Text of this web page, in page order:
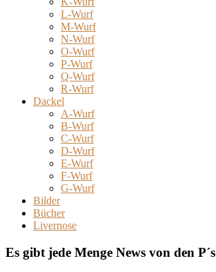
L-Wurf
M-Wurf
N-Wurf
O-Wurf
P-Wurf
Q-Wurf
R-Wurf
Dackel
A-Wurf
B-Wurf
C-Wurf
D-Wurf
E-Wurf
F-Wurf
G-Wurf
Bilder
Bücher
Livernose
Es gibt jede Menge News von den P´s